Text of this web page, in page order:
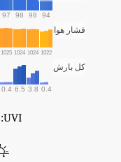
94
98
98
97
فشار هوا
1022
1024
1024
1025
کل بارش
0.4
3.8
6.5
0.4
UVI: